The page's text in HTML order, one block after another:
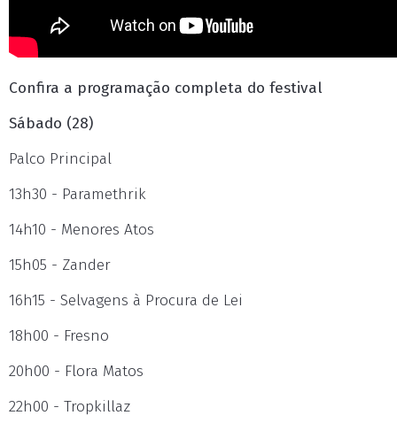
Confira a programação completa do festival
Sábado (28)
Palco Principal
13h30 - Paramethrik
14h10 - Menores Atos
15h05 - Zander
16h15 - Selvagens à Procura de Lei
18h00 - Fresno
20h00 - Flora Matos
22h00 - Tropkillaz